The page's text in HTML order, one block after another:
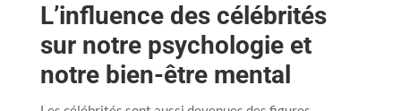
L’influence des célébrités
sur notre psychologie et
notre bien-être mental